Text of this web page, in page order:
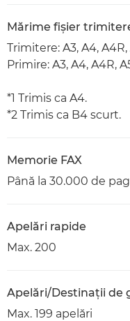
Mărime fișier
Trimitere: A3, A4, A4R,
Primire: A3, A4, A4R,
*1 Trimis ca A4.
*2 Trimis ca B4 scurt.
Memorie FAX
Până la 30.000 de
Apelări rapide
Max. 200
Apelări/Destinaţii de
Max. 199 apelări